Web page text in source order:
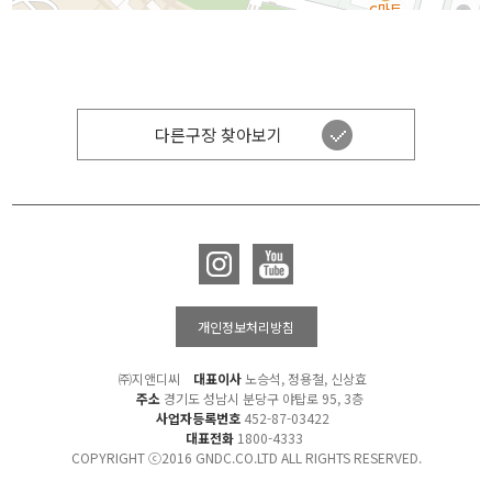
다른구장 찾아보기
개인정보처리방침
㈜지앤디씨 대표이사노승석, 정용철, 신상효
주소경기도 성남시 분당구 야탑로 95, 3층
사업자등록번호 452-87-03422
대표전화 1800-4333
COPYRIGHT ⓒ2016 GNDC.CO.LTD ALL RIGHTS RESERVED.